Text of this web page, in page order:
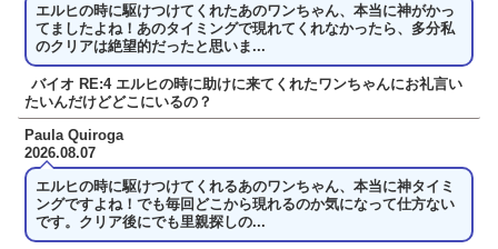
エルヒの時に駆けつけてくれたあのワンちゃん、本当に神がかっ
てましたよね！あのタイミングで現れてくれなかったら、多分私
のクリアは絶望的だったと思いま...
バイオ RE:4 エルヒの時に助けに来てくれたワンちゃんにお礼言い
たいんだけどどこにいるの？
Paula Quiroga
2026.08.07
エルヒの時に駆けつけてくれるあのワンちゃん、本当に神タイミ
ングですよね！でも毎回どこから現れるのか気になって仕方ない
です。クリア後にでも里親探しの...